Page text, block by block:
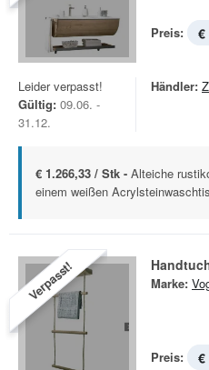
Preis: €
Leider verpasst!
Gültig: 09.06. -
31.12.
Händler:
€ 1.266,33 / Stk - Alteiche
einem weißen
Verpasst! Marke:
Preis: €